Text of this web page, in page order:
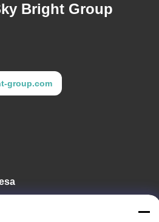
Bright Group
group.com
DE CHANCHENG, FOSHAN,